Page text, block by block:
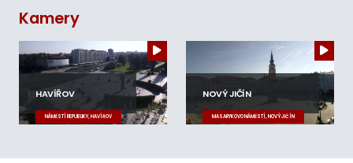
Kamery
HAVÍŘOV
NÁMĚSTÍ REPUBLIKY, HAVÍŘOV
NOVÝ JIČÍN
MASARYKOVO NÁMĚSTÍ, NOVÝ JIČÍN